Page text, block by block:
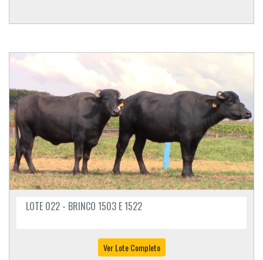
LOTE 022 - BRINCO 1503 E 1522
Ver Lote Completo